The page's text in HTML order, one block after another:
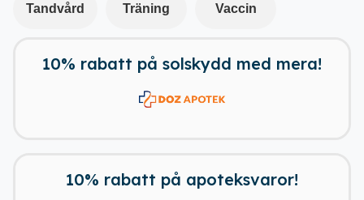
Tandvård Träning Vaccin
10% rabatt på solskydd med mera!
10% rabatt på apoteksvaror!
Ladda ner vår app!